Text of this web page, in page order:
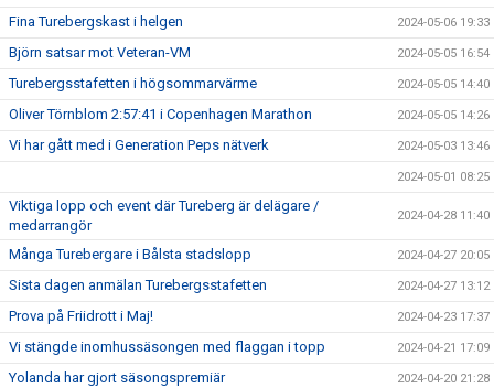
Fina Turebergskast i helgen 2024-05-06 19:33
Björn satsar mot Veteran-VM 2024-05-05 16:54
Turebergsstafetten i högsommarvärme 2024-05-05 14:40
Oliver Törnblom 2:57:41 i Copenhagen Marathon 2024-05-05 14:26
Vi har gått med i Generation Peps nätverk 2024-05-03 13:46
2024-05-01 08:25
Viktiga lopp och event där Tureberg är delägare /
medarrangör
2024-04-28 11:40
Många Turebergare i Bålsta stadslopp 2024-04-27 20:05
Sista dagen anmälan Turebergsstafetten 2024-04-27 13:12
Prova på Friidrott i Maj! 2024-04-23 17:37
Vi stängde inomhussäsongen med flaggan i topp 2024-04-21 17:09
Yolanda har gjort säsongspremiär 2024-04-20 21:28